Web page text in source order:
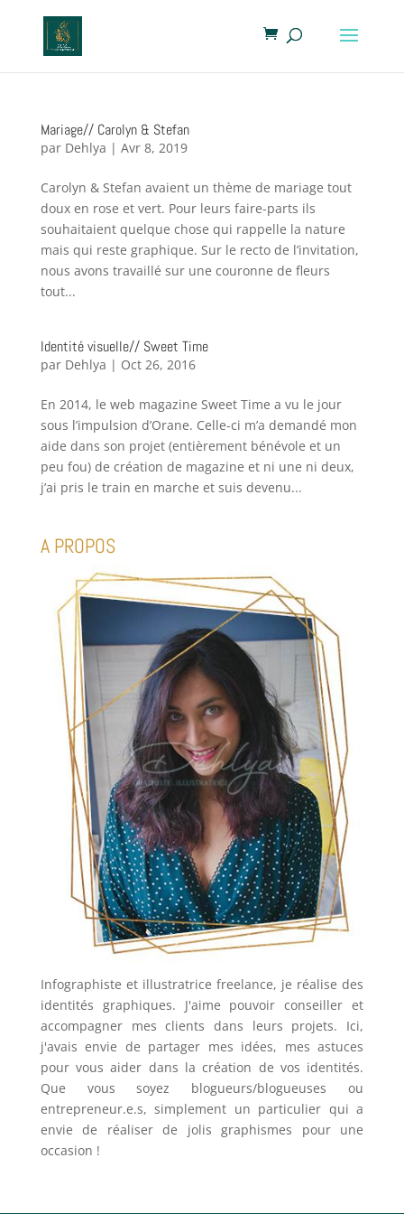
Mariage// Carolyn & Stefan
par Dehlya | Avr 8, 2019
Carolyn & Stefan avaient un thème de mariage tout
doux en rose et vert. Pour leurs faire-parts ils
souhaitaient quelque chose qui rappelle la nature
mais qui reste graphique. Sur le recto de l’invitation,
nous avons travaillé sur une couronne de fleurs
tout...
Identité visuelle// Sweet Time
par Dehlya | Oct 26, 2016
En 2014, le web magazine Sweet Time a vu le jour
sous l’impulsion d’Orane. Celle-ci m’a demandé mon
aide dans son projet (entièrement bénévole et un
peu fou) de création de magazine et ni une ni deux,
j’ai pris le train en marche et suis devenu...
A PROPOS
Infographiste et illustratrice freelance, je réalise des
identités graphiques. J'aime pouvoir conseiller et
accompagner mes clients dans leurs projets. Ici,
j'avais envie de partager mes idées, mes astuces
pour vous aider dans la création de vos identités.
Que vous soyez blogueurs/blogueuses ou
entrepreneur.e.s, simplement un particulier qui a
envie de réaliser de jolis graphismes pour une
occasion !